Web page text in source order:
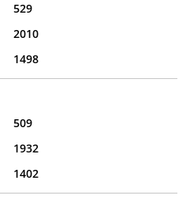
529
2010
1498
509
1932
1402